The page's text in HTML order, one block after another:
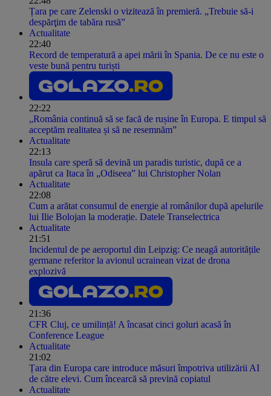
Țara pe care Zelenski o vizitează în premieră. „Trebuie să-i
despărţim de tabăra rusă”
Actualitate
22:40
Record de temperatură a apei mării în Spania. De ce nu este o
veste bună pentru turiști
22:22
„România continuă să se facă de rușine în Europa. E timpul să
acceptăm realitatea și să ne resemnăm”
Actualitate
22:13
Insula care speră să devină un paradis turistic, după ce a
apărut ca Itaca în „Odiseea” lui Christopher Nolan
Actualitate
22:08
Cum a arătat consumul de energie al românilor după apelurile
lui Ilie Bolojan la moderație. Datele Transelectrica
Actualitate
21:51
Incidentul de pe aeroportul din Leipzig: Ce neagă autoritățile
germane referitor la avionul ucrainean vizat de drona
explozivă
21:36
CFR Cluj, ce umilință! A încasat cinci goluri acasă în
Conference League
Actualitate
21:02
Țara din Europa care introduce măsuri împotriva utilizării AI
de către elevi. Cum încearcă să prevină copiatul
Actualitate